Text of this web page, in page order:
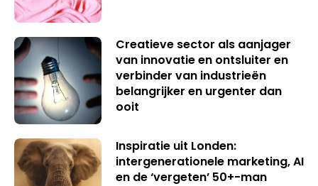
Creatieve sector als aanjager
van innovatie en ontsluiter en
verbinder van industrieën
belangrijker en urgenter dan
ooit
Inspiratie uit Londen:
intergenerationele marketing, AI
en de ‘vergeten’ 50+-man